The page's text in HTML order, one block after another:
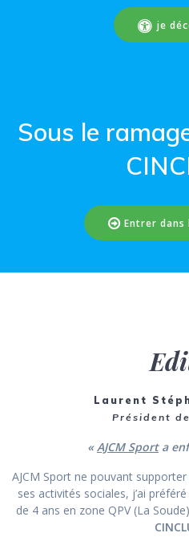
je
Sous le
Entrer
Laurent
Président de
«AJCM Sporta
AJCM Sport ne pouvant
ses activités sociales, j’ai
de 4 ans en zone QPV (La